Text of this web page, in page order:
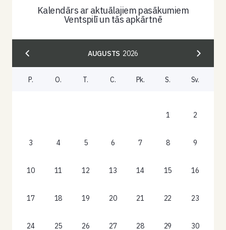
Kalendārs ar aktuālajiem pasākumiem
Ventspilī un tās apkārtnē
AUGUSTS 2026
P. O. T. C. Pk. S. Sv.
1 2
3 4 5 6 7 8 9
10 11 12 13 14 15 16
17 18 19 20 21 22 23
24 25 26 27 28 29 30